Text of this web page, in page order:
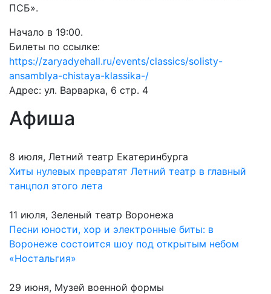
ПСБ».
Начало в 19:00.
Билеты по ссылке:
https://zaryadyehall.ru/events/classics/solisty-
ansamblya-chistaya-klassika-/
Адрес: ул. Варварка, 6 стр. 4
Афиша
8 июля, Летний театр Екатеринбурга
Хиты нулевых превратят Летний театр в главный
танцпол этого лета
11 июля, Зеленый театр Воронежа
Песни юности, хор и электронные биты: в
Воронеже состоится шоу под открытым небом
«Ностальгия»
29 июня, Музей военной формы